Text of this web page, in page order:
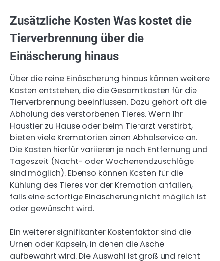
Zusätzliche Kosten Was kostet die
Tierverbrennung über die
Einäscherung hinaus
Über die reine Einäscherung hinaus können weitere
Kosten entstehen, die die Gesamtkosten für die
Tierverbrennung beeinflussen. Dazu gehört oft die
Abholung des verstorbenen Tieres. Wenn Ihr
Haustier zu Hause oder beim Tierarzt verstirbt,
bieten viele Krematorien einen Abholservice an.
Die Kosten hierfür variieren je nach Entfernung und
Tageszeit (Nacht- oder Wochenendzuschläge
sind möglich). Ebenso können Kosten für die
Kühlung des Tieres vor der Kremation anfallen,
falls eine sofortige Einäscherung nicht möglich ist
oder gewünscht wird.
Ein weiterer signifikanter Kostenfaktor sind die
Urnen oder Kapseln, in denen die Asche
aufbewahrt wird. Die Auswahl ist groß und reicht